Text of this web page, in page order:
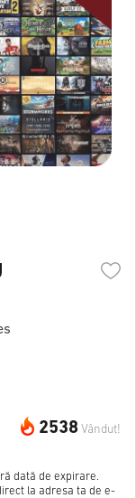
2538 Vândut!
dată de expirare.
la adresa ta de e-